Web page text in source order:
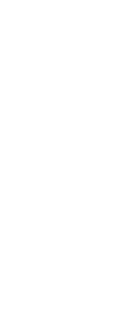
истории,
шаржи, стихи,